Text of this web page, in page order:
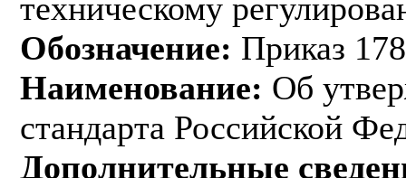
техническому
Обозначение: Приказ
Наименование: Об
стандарта Российской
Дополнительные